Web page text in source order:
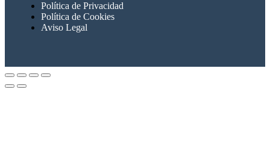
Política de Privacidad
Política de Cookies
Aviso Legal